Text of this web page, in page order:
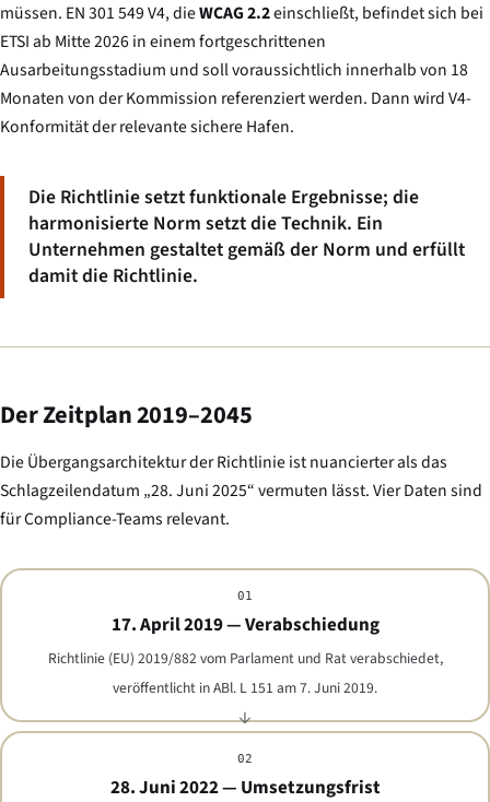
müssen. EN 301 549 V4, dieWCAG 2.2einschließt, befindet sich bei
ETSI ab Mitte 2026 in einem fortgeschrittenen
Ausarbeitungsstadium und soll voraussichtlich innerhalb von 18
Monaten von der Kommission referenziert werden. Dann wird V4-
Konformität der relevante sichere Hafen.
Die Richtlinie setzt funktionale Ergebnisse; die
harmonisierte Norm setzt die Technik. Ein
Unternehmen gestaltet gemäß der Norm und erfüllt
damit die Richtlinie.
Der Zeitplan 2019–2045
Die Übergangsarchitektur der Richtlinie ist nuancierter als das
Schlagzeilendatum „28. Juni 2025“ vermuten lässt. Vier Daten sind
für Compliance-Teams relevant.
01
17. April 2019 — Verabschiedung
Richtlinie (EU) 2019/882 vom Parlament und Rat verabschiedet,
veröffentlicht in ABl. L 151 am 7. Juni 2019.
02
28. Juni 2022 — Umsetzungsfrist